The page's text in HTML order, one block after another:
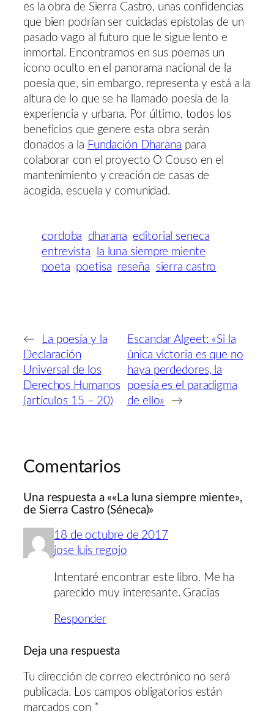
es la obra de Sierra Castro, unas confidencias
que bien podrían ser cuidadas epístolas de un
pasado vago al futuro que le sigue lento e
inmortal. Encontramos en sus poemas un
icono oculto en el panorama nacional de la
poesía que, sin embargo, representa y está a la
altura de lo que se ha llamado poesía de la
experiencia y urbana. Por último, todos los
beneficios que genere esta obra serán
donados a la Fundación Dharana para
colaborar con el proyecto O Couso en el
mantenimiento y creación de casas de
acogida, escuela y comunidad.
cordoba dharana editorial seneca
entrevista
la luna siempre miente
poeta poetisa reseña sierra castro
←
La poesía y la
Declaración
Universal de los
Derechos Humanos
(artículos 15 – 20)
Escandar Algeet: «Si la
única victoria es que no
haya perdedores, la
poesía es el paradigma
de ello»
→
Comentarios
Una respuesta a ««La luna siempre miente»,
de Sierra Castro (Séneca)»
18 de octubre de 2017
jose luis regojo
Intentaré encontrar este libro. Me ha
parecido muy interesante. Gracias
Responder
Deja una respuesta
Tu dirección de correo electrónico no será
publicada. Los campos obligatorios están
marcados con *